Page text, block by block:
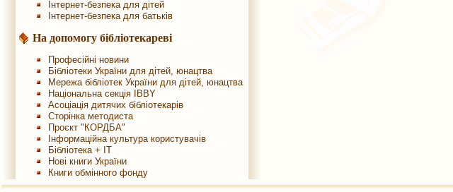
Інтернет-безпека для дітей
Інтернет-безпека для батьків
На допомогу бібліотекареві
Професійні новини
Бібліотеки України для дітей, юнацтва
Мережа бібліотек України для дітей, юнацтва
Національна секція IBBY
Асоціація дитячих бібліотекарів
Сторінка методиста
Проєкт "КОРДБА"
Інформаційна культура користувачів
Бібліотека + IT
Нові книги України
Книги обмінного фонду